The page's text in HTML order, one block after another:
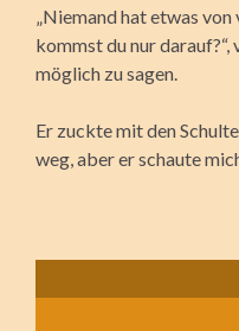
„Niemand hat etwas
kommst du nur
möglich zu sagen.
Er zuckte mit den
weg, aber er schaute